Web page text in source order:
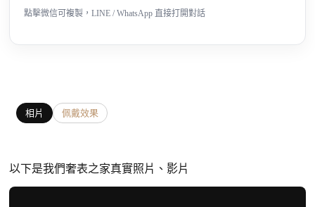
點擊微信可複製，LINE / WhatsApp 直接打開對話
相片 佩戴效果
以下是我們奢表之家真實照片、影片